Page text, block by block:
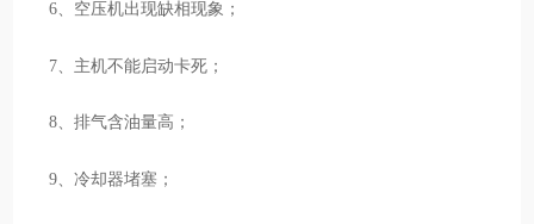
6、空压机出现缺相现象；
7、主机不能启动卡死；
8、排气含油量高；
9、冷却器堵塞；